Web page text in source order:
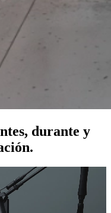
durante y